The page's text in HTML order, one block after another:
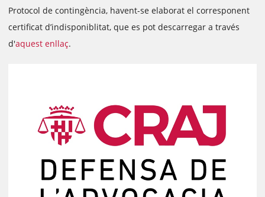
Protocol de contingència, havent-se elaborat el corresponent
certificat d’indisponiblitat, que es pot descarregar a través
d'aquest enllaç.